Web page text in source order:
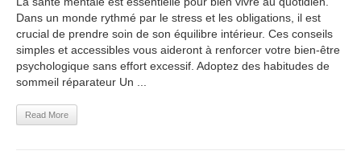
Dans un monde rythmé par le stress et les obligations, il est
crucial de prendre soin de son équilibre intérieur. Ces conseils
simples et accessibles vous aideront à renforcer votre bien-être
psychologique sans effort excessif. Adoptez des habitudes de
sommeil réparateur Un ...
Read More